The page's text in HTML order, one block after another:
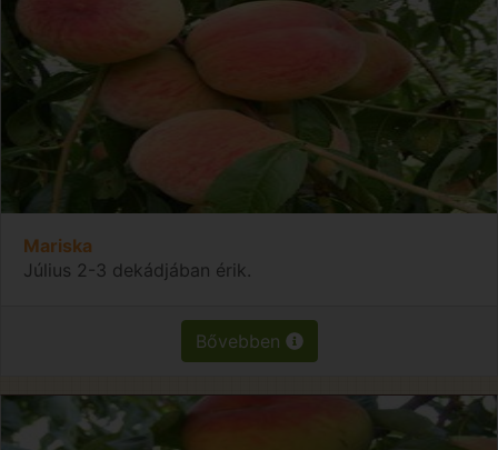
Mariska
Július 2-3 dekádjában érik.
Bővebben